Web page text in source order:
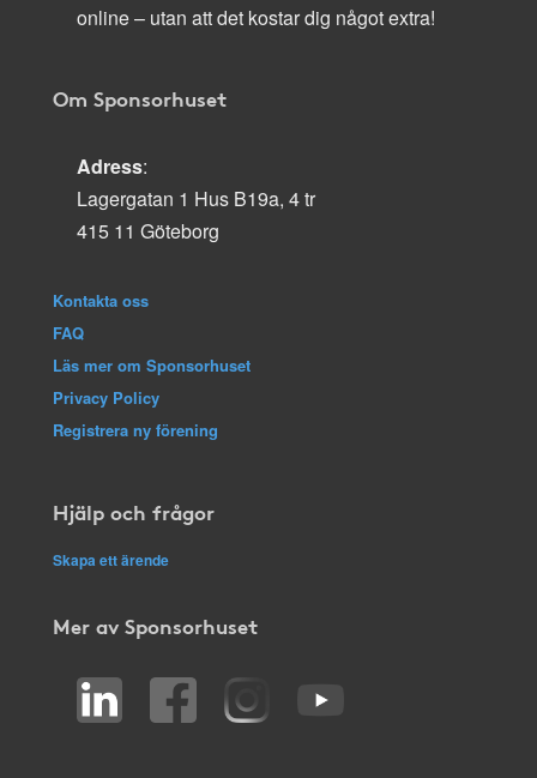
online – utan att det kostar dig något extra!
Om Sponsorhuset
Adress:
Lagergatan 1 Hus B19a, 4 tr
415 11 Göteborg
Kontakta oss
FAQ
Läs mer om Sponsorhuset
Privacy Policy
Registrera ny förening
Hjälp och frågor
Skapa ett ärende
Mer av Sponsorhuset